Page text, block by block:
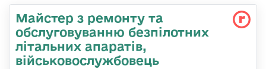
Майстер з ремонту та
обслуговуванню безпілотних
літальних апаратів,
військовослужбовець